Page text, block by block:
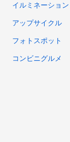
イルミネーション
アップサイクル
フォトスポット
コンビニグルメ